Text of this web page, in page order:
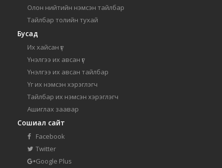
Олон нийтийн нэмсэн тайлбар
Тайлбар толийн тухай
Бусад
Их хайсан үг
Үнэлгээ их авсан үг
Үнэлгээ их авсан тайлбар
Үг их нэмсэн хэрэглэгч
Тайлбар их нэмсэн хэрэглэгч
Ашиглах заавар
Сошиал сайт
Facebook
Twitter
Google Plus